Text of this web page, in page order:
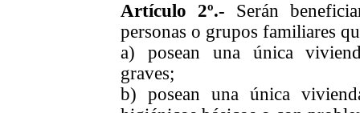
Artículo 2º.- Serán
personas o grupos familiares
a) posean una única
graves;
b) posean una única